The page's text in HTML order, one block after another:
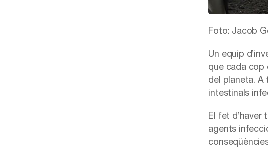
Foto: Jacob
Un equip
que cada cop
del planeta. A
intestinals
El fet
agents